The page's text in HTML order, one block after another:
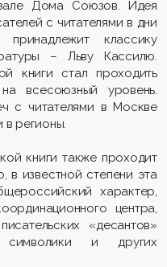
Дома Союзов. Идея
с читателями в дни
классику
– Льву Кассилю.
книги стал проходить
всесоюзный уровень.
с читателями в Москве
в регионы.
книги также проходит
в известной степени эта
характер,
центра,
«десантов»
и других